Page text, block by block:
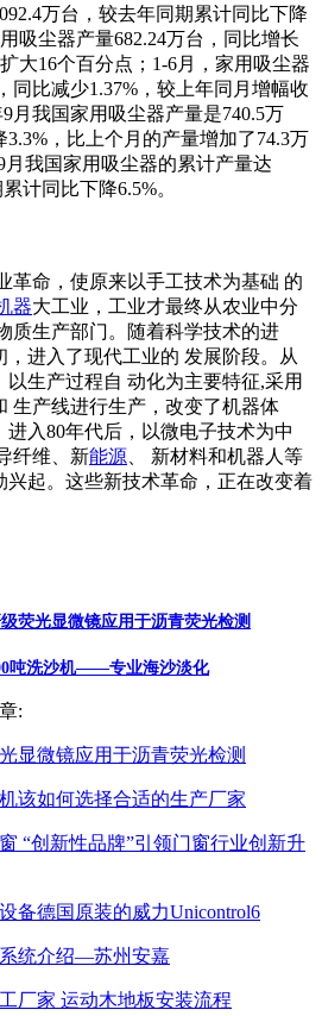
万台，较去年同期累计同比下降
吸尘器产量682.24万台，同比增长
大16个百分点；1-6月，家用吸尘器
同比减少1.37%，较上年同月增幅收
月我国家用吸尘器产量是740.5万
，比上个月的产量增加了74.3万
月我国家用吸尘器的累计产量达
计同比下降6.5%。
革命，使原来以手工技术为基础 的
器大工业，工业才最终从农业中分
质生产部门。随着科学技术的进
，进入了现代工业的 发展阶段。从
以生产过程自 动化为主要特征,采用
生产线进行生产，改变了机器体
进入80年代后，以微电子技术为中
纤维、新能源 、 新材料和机器人等
兴起。这些新技术革命，正在改变着
荧光显微镜应用于沥青荧光检测
吨洗沙机——专业海沙淡化
:
显微镜应用于沥青荧光检测
该如何选择合适的生产厂家
“创新性品牌”引领门窗行业创新升
备德国原装的威力Unicontrol6
统介绍—苏州安嘉
厂家 运动木地板安装流程